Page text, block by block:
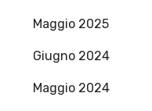
Maggio 2025
Giugno 2024
Maggio 2024